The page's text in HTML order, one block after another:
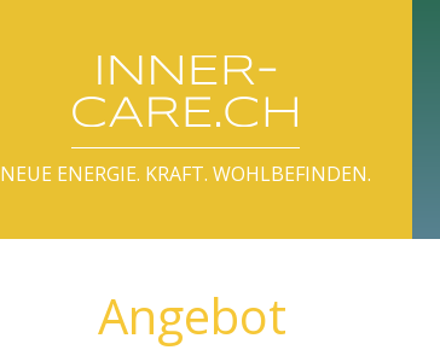
NEUE ENERGIE. KRAFT. WOHLBEFINDEN.
Angebot